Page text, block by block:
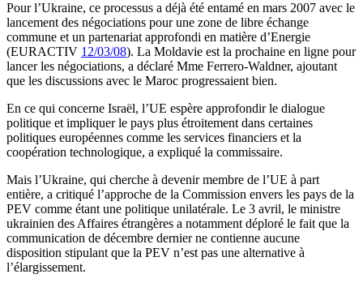
Pour l’Ukraine, ce processus a déjà été entamé en mars 2007 avec le
lancement des négociations pour une zone de libre échange
commune et un partenariat approfondi en matière d’Energie
(EURACTIV 12/03/08). La Moldavie est la prochaine en ligne pour
lancer les négociations, a déclaré Mme Ferrero-Waldner, ajoutant
que les discussions avec le Maroc progressaient bien.
En ce qui concerne Israël, l’UE espère approfondir le dialogue
politique et impliquer le pays plus étroitement dans certaines
politiques européennes comme les services financiers et la
coopération technologique, a expliqué la commissaire.
Mais l’Ukraine, qui cherche à devenir membre de l’UE à part
entière, a critiqué l’approche de la Commission envers les pays de la
PEV comme étant une politique unilatérale. Le 3 avril, le ministre
ukrainien des Affaires étrangères a notamment déploré le fait que la
communication de décembre dernier ne contienne aucune
disposition stipulant que la PEV n’est pas une alternative à
l’élargissement.